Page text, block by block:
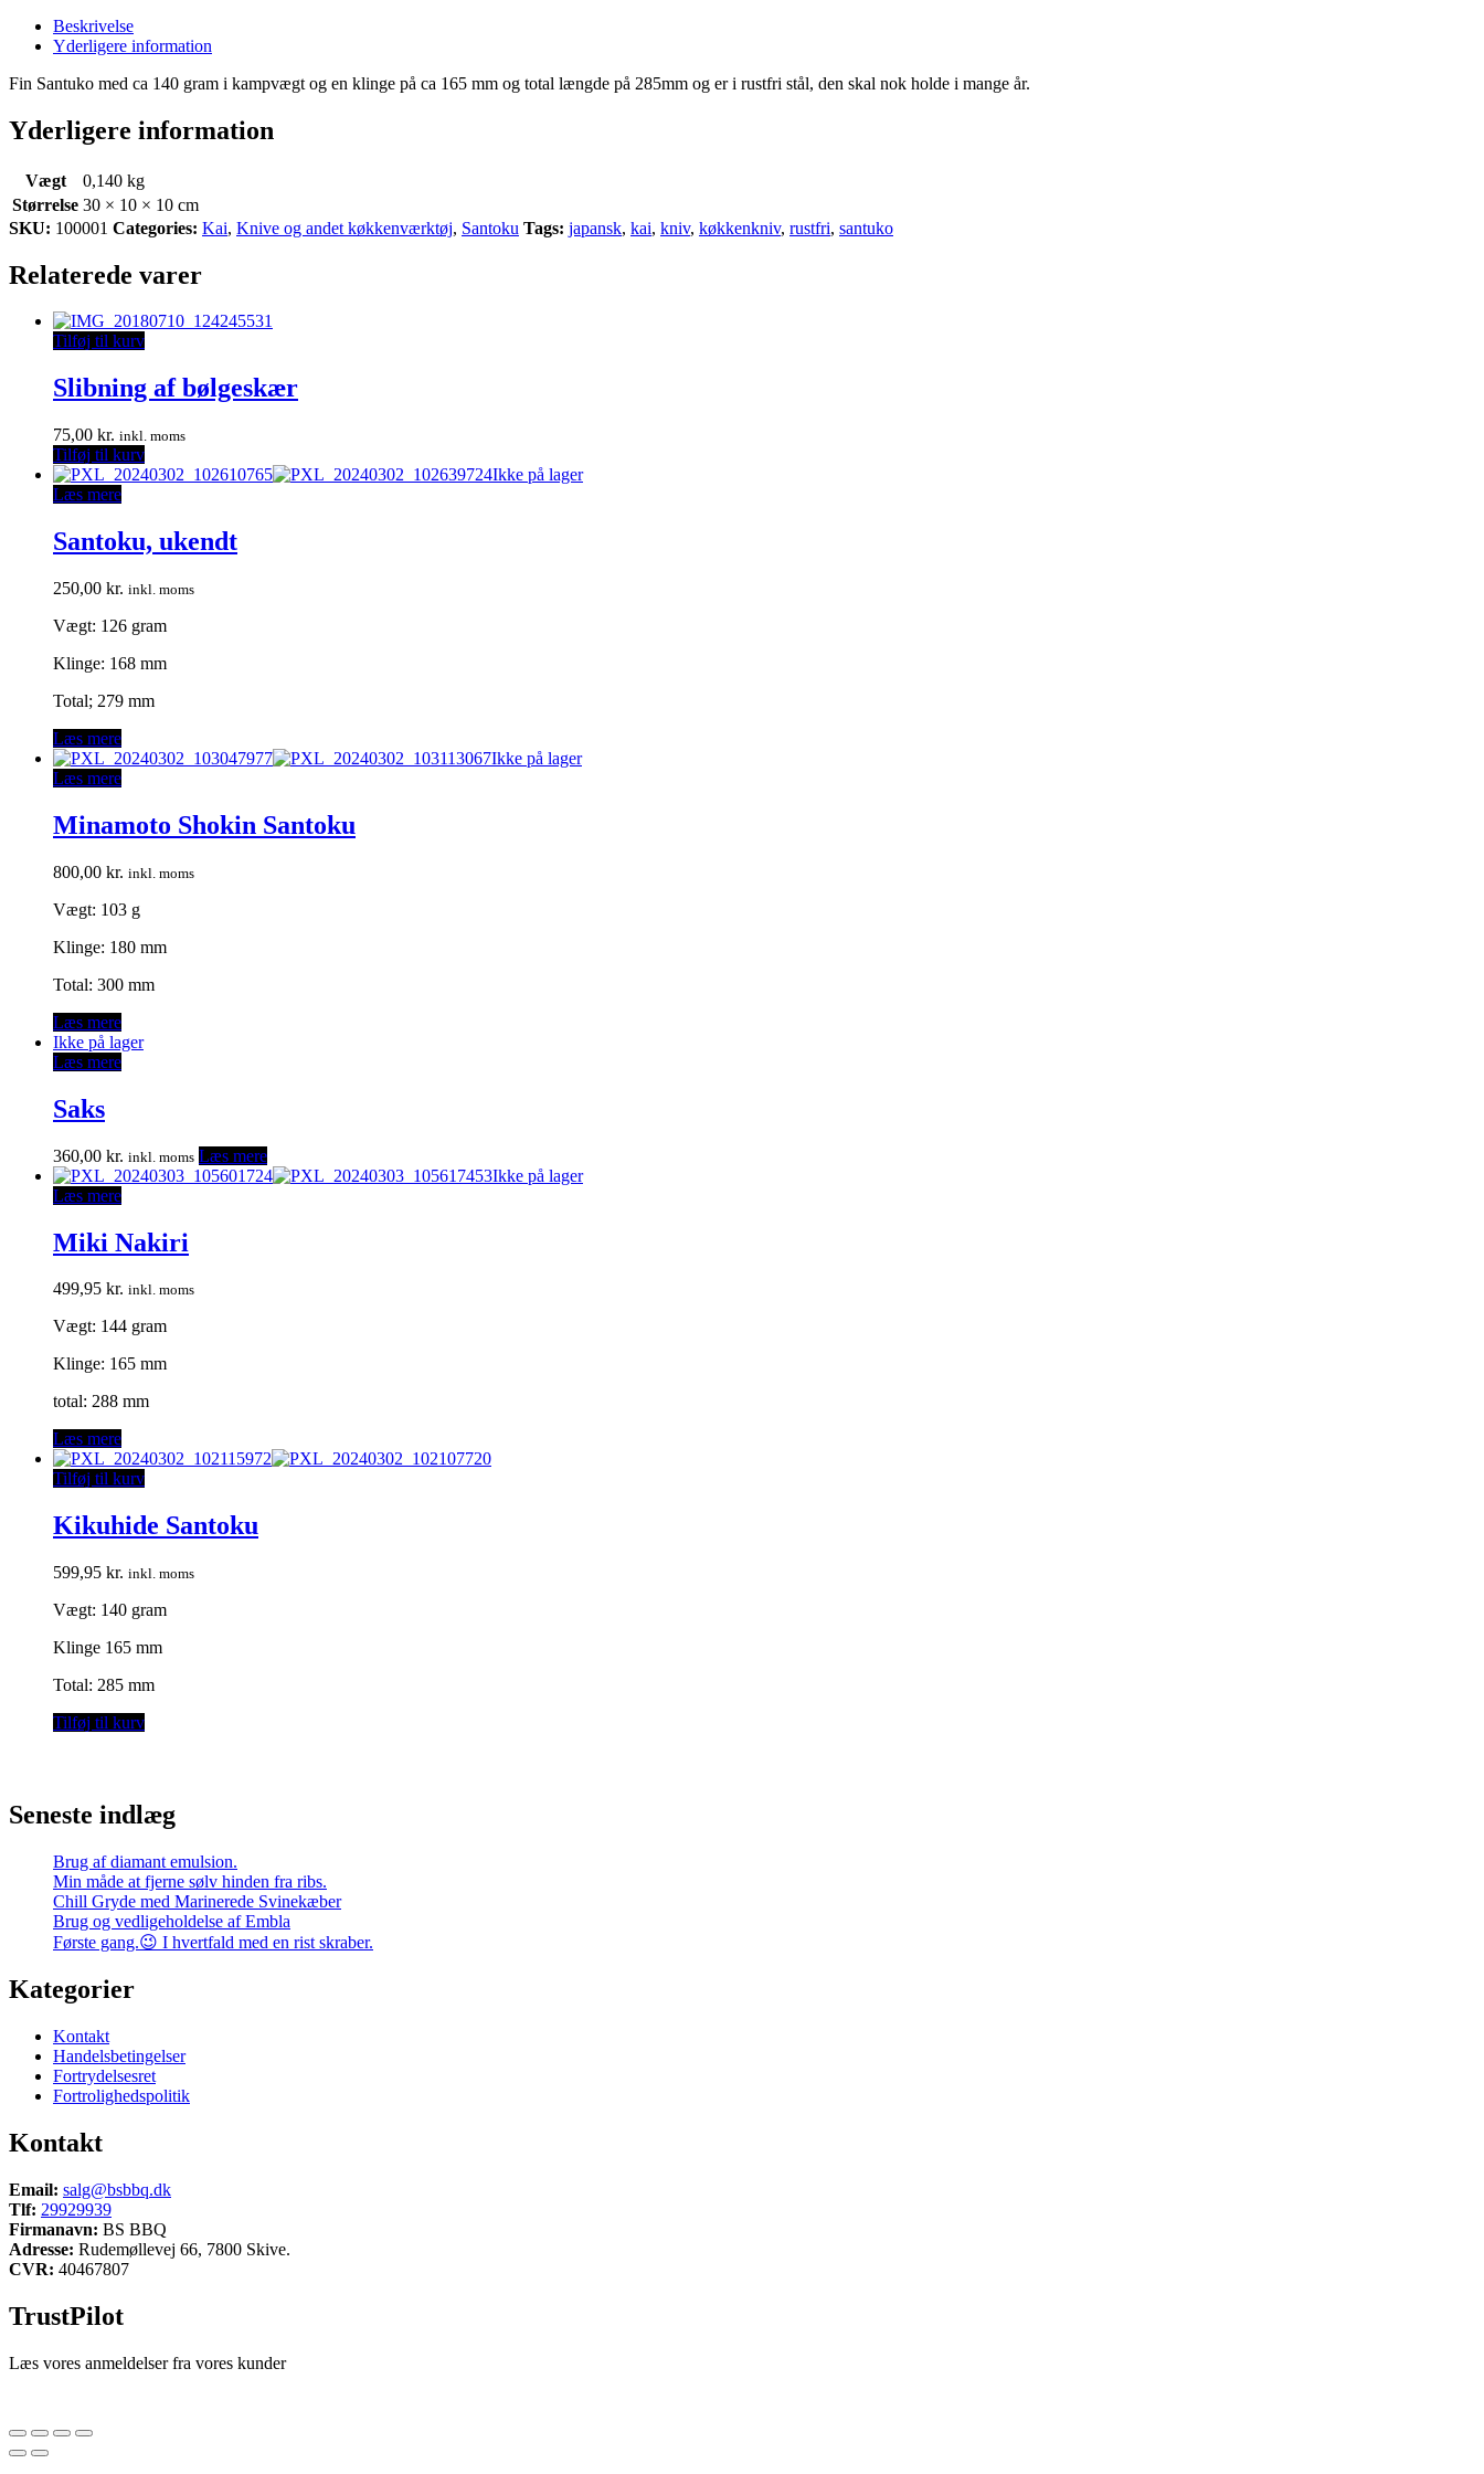
Beskrivelse
Yderligere information
Fin Santuko med ca 140 gram i kampvægt og en klinge på ca 165 mm og total længde på 285mm og er i rustfri stål, den skal nok holde i mange år.
Yderligere information
Vægt
0,140 kg
Størrelse 30 × 10 × 10 cm
SKU: 100001 Categories: Kai, Knive og andet køkkenværktøj, Santoku Tags: japansk, kai, kniv, køkkenkniv, rustfri, santuko
Relaterede varer
Tilføj til kurv
Slibning af bølgeskær
75,00 kr. inkl. moms
Tilføj til kurv
Ikke på lager
Læs mere
Santoku, ukendt
250,00 kr. inkl. moms
Vægt: 126 gram
Klinge: 168 mm
Total; 279 mm
Læs mere
Ikke på lager
Læs mere
Minamoto Shokin Santoku
800,00 kr. inkl. moms
Vægt: 103 g
Klinge: 180 mm
Total: 300 mm
Læs mere
Ikke på lager
Læs mere
Saks
360,00 kr. inkl. moms Læs mere
Ikke på lager
Læs mere
Miki Nakiri
499,95 kr. inkl. moms
Vægt: 144 gram
Klinge: 165 mm
total: 288 mm
Læs mere
Tilføj til kurv
Kikuhide Santoku
599,95 kr. inkl. moms
Vægt: 140 gram
Klinge 165 mm
Total: 285 mm
Tilføj til kurv
Seneste indlæg
Brug af diamant emulsion.
Min måde at fjerne sølv hinden fra ribs.
Chill Gryde med Marinerede Svinekæber
Brug og vedligeholdelse af Embla
Første gang.😉 I hvertfald med en rist skraber.
Kategorier
Kontakt
Handelsbetingelser
Fortrydelsesret
Fortrolighedspolitik
Kontakt
Email: salg@bsbbq.dk
Tlf: 29929939
Firmanavn: BS BBQ
Adresse: Rudemøllevej 66, 7800 Skive.
CVR: 40467807
TrustPilot
Læs vores anmeldelser fra vores kunder